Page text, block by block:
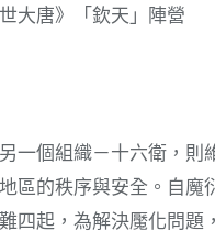
大唐》「欽天」陣營
一個組織－十六衛，則
區的秩序與安全。自魔
四起，為解決魘化問題